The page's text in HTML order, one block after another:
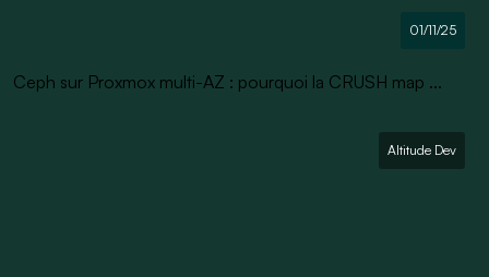
01/11/25
Ceph sur Proxmox multi-AZ : pourquoi la CRUSH map ...
Altitude Dev